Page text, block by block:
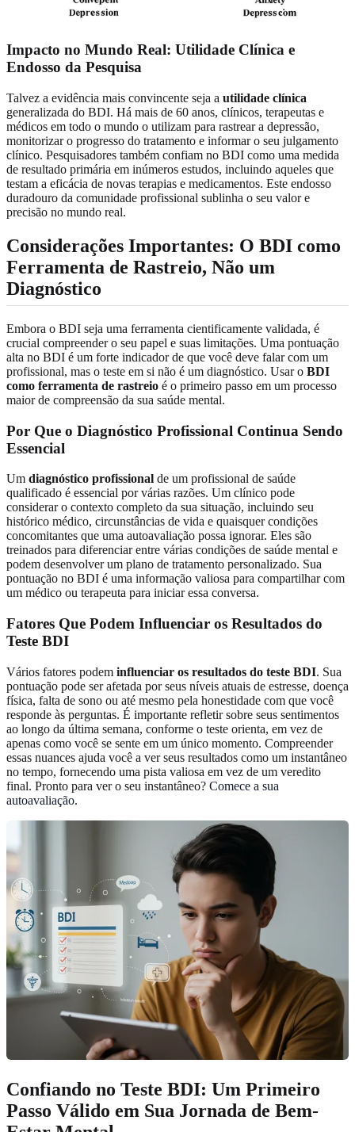
Impacto no Mundo Real: Utilidade Clínica e
Endosso da Pesquisa
Talvez a evidência mais convincente seja a utilidade clínica
generalizada do BDI. Há mais de 60 anos, clínicos, terapeutas e
médicos em todo o mundo o utilizam para rastrear a depressão,
monitorizar o progresso do tratamento e informar o seu julgamento
clínico. Pesquisadores também confiam no BDI como uma medida
de resultado primária em inúmeros estudos, incluindo aqueles que
testam a eficácia de novas terapias e medicamentos. Este endosso
duradouro da comunidade profissional sublinha o seu valor e
precisão no mundo real.
Considerações Importantes: O BDI como
Ferramenta de Rastreio, Não um
Diagnóstico
Embora o BDI seja uma ferramenta cientificamente validada, é
crucial compreender o seu papel e suas limitações. Uma pontuação
alta no BDI é um forte indicador de que você deve falar com um
profissional, mas o teste em si não é um diagnóstico. Usar o BDI
como ferramenta de rastreio é o primeiro passo em um processo
maior de compreensão da sua saúde mental.
Por Que o Diagnóstico Profissional Continua Sendo
Essencial
Um diagnóstico profissional de um profissional de saúde
qualificado é essencial por várias razões. Um clínico pode
considerar o contexto completo da sua situação, incluindo seu
histórico médico, circunstâncias de vida e quaisquer condições
concomitantes que uma autoavaliação possa ignorar. Eles são
treinados para diferenciar entre várias condições de saúde mental e
podem desenvolver um plano de tratamento personalizado. Sua
pontuação no BDI é uma informação valiosa para compartilhar com
um médico ou terapeuta para iniciar essa conversa.
Fatores Que Podem Influenciar os Resultados do
Teste BDI
Vários fatores podem influenciar os resultados do teste BDI. Sua
pontuação pode ser afetada por seus níveis atuais de estresse, doença
física, falta de sono ou até mesmo pela honestidade com que você
responde às perguntas. É importante refletir sobre seus sentimentos
ao longo da última semana, conforme o teste orienta, em vez de
apenas como você se sente em um único momento. Compreender
essas nuances ajuda você a ver seus resultados como um instantâneo
no tempo, fornecendo uma pista valiosa em vez de um veredito
final. Pronto para ver o seu instantâneo? Comece a sua
autoavaliação.
Confiando no Teste BDI: Um Primeiro
Passo Válido em Sua Jornada de Bem-